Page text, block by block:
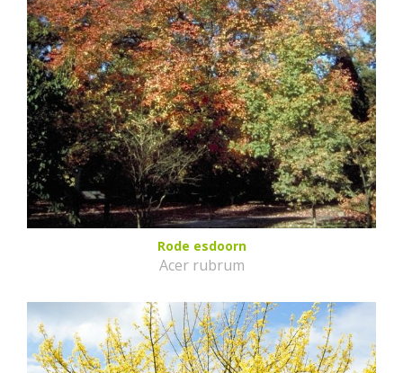
Rode esdoorn
Acer rubrum